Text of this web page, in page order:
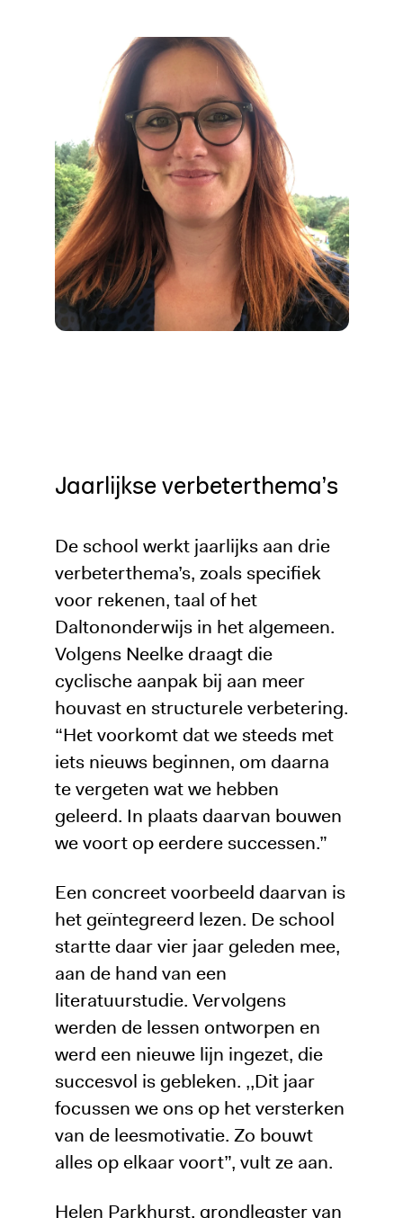
Jaarlijkse verbeterthema’s
De school werkt jaarlijks aan drie
verbeterthema’s, zoals specifiek
voor rekenen, taal of het
Daltononderwijs in het algemeen.
Volgens Neelke draagt die
cyclische aanpak bij aan meer
houvast en structurele verbetering.
“Het voorkomt dat we steeds met
iets nieuws beginnen, om daarna
te vergeten wat we hebben
geleerd. In plaats daarvan bouwen
we voort op eerdere successen.”
Een concreet voorbeeld daarvan is
het geïntegreerd lezen. De school
startte daar vier jaar geleden mee,
aan de hand van een
literatuurstudie. Vervolgens
werden de lessen ontworpen en
werd een nieuwe lijn ingezet, die
succesvol is gebleken. ,,Dit jaar
focussen we ons op het versterken
van de leesmotivatie. Zo bouwt
alles op elkaar voort”, vult ze aan.
Helen Parkhurst, grondlegster van